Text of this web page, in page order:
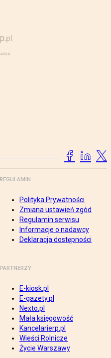
REGULAMIN
Polityka Prywatności
Zmiana ustawień zgód
Regulamin serwisu
Informacje o nadawcy
Deklaracja dostępności
PARTNERZY
E-kiosk.pl
E-gazety.pl
Nexto.pl
Mała księgowość
Kancelarierp.pl
Wieści Rolnicze
Życie Warszawy